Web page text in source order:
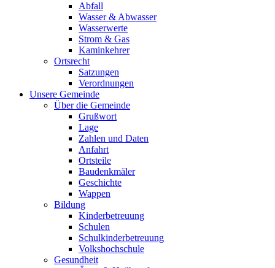
Abfall
Wasser & Abwasser
Wasserwerte
Strom & Gas
Kaminkehrer
Ortsrecht
Satzungen
Verordnungen
Unsere Gemeinde
Über die Gemeinde
Grußwort
Lage
Zahlen und Daten
Anfahrt
Ortsteile
Baudenkmäler
Geschichte
Wappen
Bildung
Kinderbetreuung
Schulen
Schulkinderbetreuung
Volkshochschule
Gesundheit